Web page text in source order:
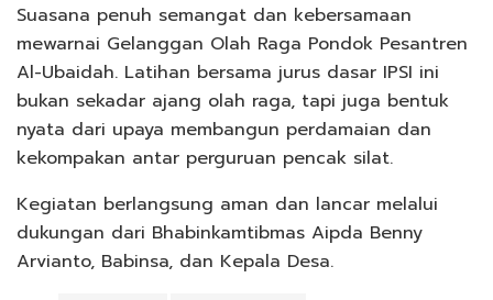
Suasana penuh semangat dan kebersamaan
mewarnai Gelanggan Olah Raga Pondok Pesantren
Al-Ubaidah. Latihan bersama jurus dasar IPSI ini
bukan sekadar ajang olah raga, tapi juga bentuk
nyata dari upaya membangun perdamaian dan
kekompakan antar perguruan pencak silat.
Kegiatan berlangsung aman dan lancar melalui
dukungan dari Bhabinkamtibmas Aipda Benny
Arvianto, Babinsa, dan Kepala Desa.